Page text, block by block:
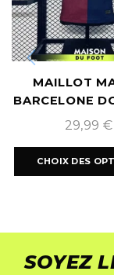
MAILLOT
BARCELONE
2024/
29,99 €
CHOIX DES
SOYEZ